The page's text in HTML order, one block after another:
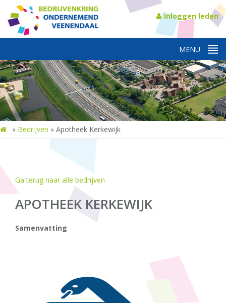
Inloggen leden
» Bedrijven » Apotheek Kerkewijk
Ga terug naar alle bedrijven
APOTHEEK KERKEWIJK
Samenvatting